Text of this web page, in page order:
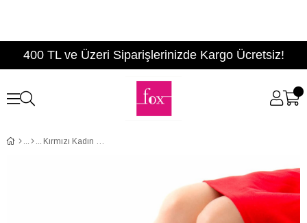
400 TL ve Üzeri Siparişlerinizde Kargo Ücretsiz!
Kırmızı Kadın Topuklu Ayakkabı D340112309